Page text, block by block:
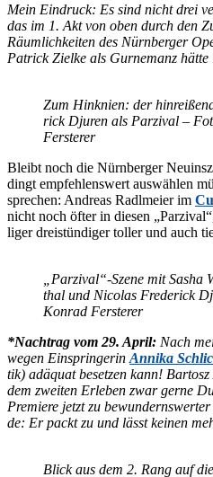
Mein Ein­druck: Es sind nicht drei
das im 1. Akt von oben durch den
Räum­lich­kei­ten des Nürn­ber­ger
Pa­trick Ziel­ke als Gurn­emanz hät­te
Zum Hin­knien: der
rick Dju­ren als Par­zi­val –
Fersterer
Bleibt noch die Nürn­ber­ger
dingt emp­feh­lens­wert aus­wäh­len
spre­chen: An­dre­as Radl­mei­er im
nicht noch öf­ter in die­sen
li­ger drei­stün­di­ger tol­ler und auch
„Parzival“-Szene mit Sa­sha
thal und Ni­co­las Fre­de­rick
Kon­rad Fersterer
*Nach­trag vom 29. April: Nach
we­gen Ein­sprin­ge­rin An­ni­ka
tik) ad­äquat be­set­zen kann!
dem zwei­ten Er­le­ben zwar ger­ne
Pre­mie­re jetzt zu
de: Er packt zu und lässt kei­nen
Blick aus dem 2. Rang auf